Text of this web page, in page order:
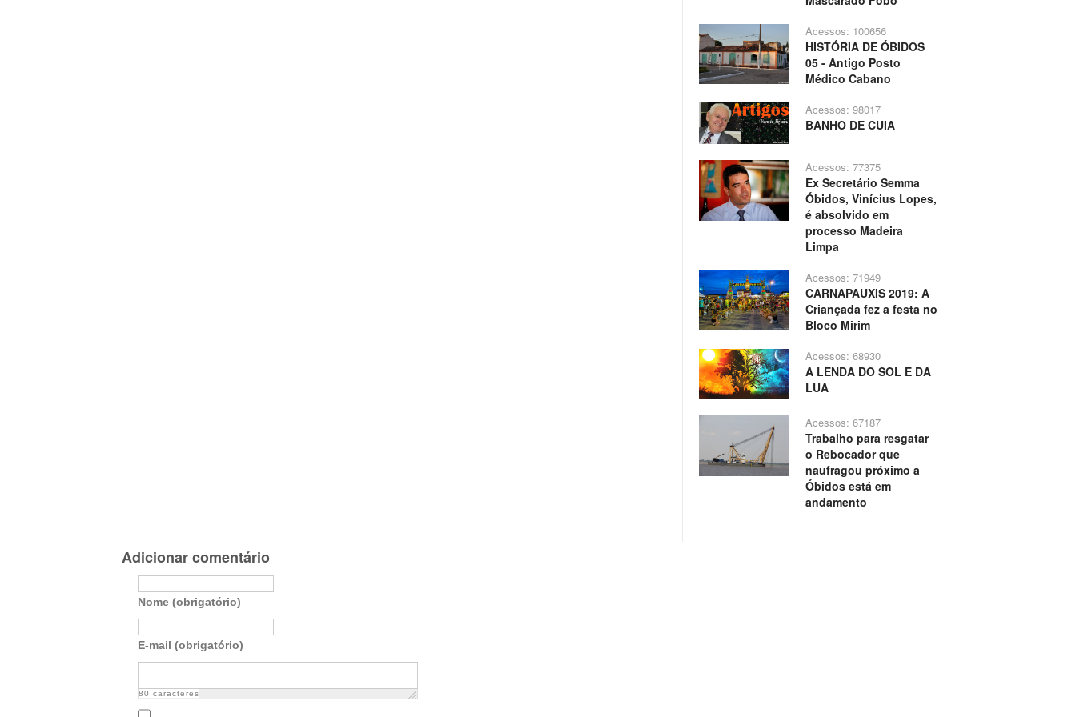
Acessos: 100656
HISTÓRIA DE ÓBIDOS
05 - Antigo Posto
Médico Cabano
Acessos: 98017
BANHO DE CUIA
Acessos: 77375
Ex Secretário Semma
Óbidos, Vinícius Lopes,
é absolvido em
processo Madeira
Limpa
Acessos: 71949
CARNAPAUXIS 2019: A
Criançada fez a festa no
Bloco Mirim
Acessos: 68930
A LENDA DO SOL E DA
LUA
Acessos: 67187
Trabalho para resgatar
o Rebocador que
naufragou próximo a
Óbidos está em
andamento
Adicionar comentário
Nome (obrigatório)
E-mail (obrigatório)
80 caracteres